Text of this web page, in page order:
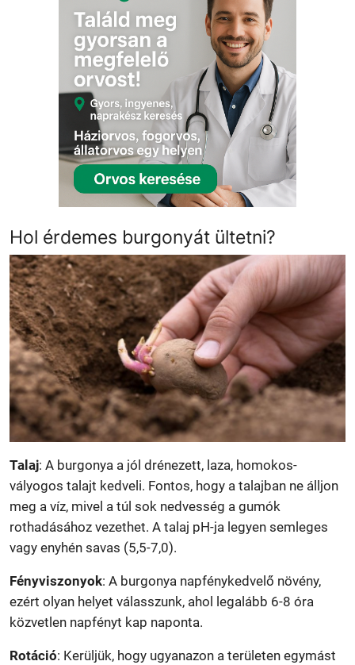
Hol érdemes burgonyát ültetni?
Talaj: A burgonya a jól drénezett, laza, homokos-
vályogos talajt kedveli. Fontos, hogy a talajban ne álljon
meg a víz, mivel a túl sok nedvesség a gumók
rothadásához vezethet. A talaj pH-ja legyen semleges
vagy enyhén savas (5,5-7,0).
Fényviszonyok: A burgonya napfénykedvelő növény,
ezért olyan helyet válasszunk, ahol legalább 6-8 óra
közvetlen napfényt kap naponta.
Rotáció: Kerüljük, hogy ugyanazon a területen egymást